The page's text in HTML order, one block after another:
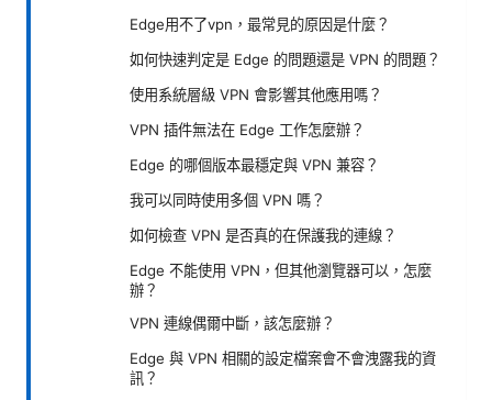
Edge用不了vpn，最常見的原因是什麼？
如何快速判定是 Edge 的問題還是 VPN 的問題？
使用系統層級 VPN 會影響其他應用嗎？
VPN 插件無法在 Edge 工作怎麼辦？
Edge 的哪個版本最穩定與 VPN 兼容？
我可以同時使用多個 VPN 嗎？
如何檢查 VPN 是否真的在保護我的連線？
Edge 不能使用 VPN，但其他瀏覽器可以，怎麼
辦？
VPN 連線偶爾中斷，該怎麼辦？
Edge 與 VPN 相關的設定檔案會不會洩露我的資
訊？